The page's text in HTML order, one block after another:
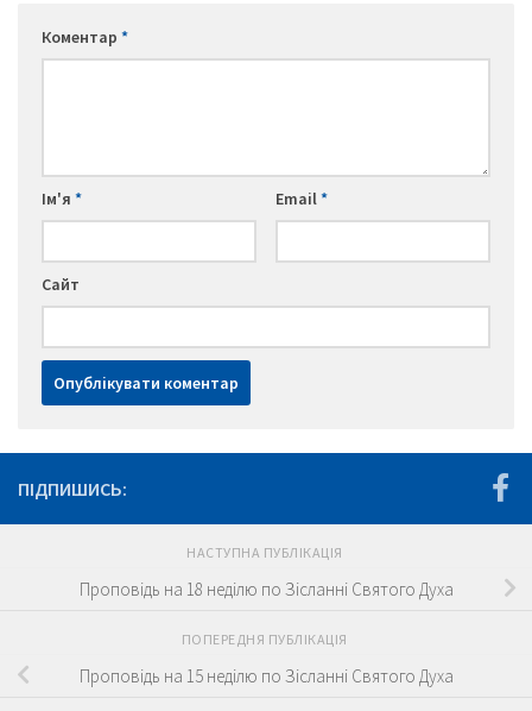
Коментар *
Ім'я * Email*
Сайт
ПІДПИШИСЬ:
НАСТУПНА ПУБЛІКАЦІЯ
Проповідь на 18 неділю по Зісланні Святого Духа
ПОПЕРЕДНЯ ПУБЛІКАЦІЯ
Проповідь на 15 неділю по Зісланні Святого Духа